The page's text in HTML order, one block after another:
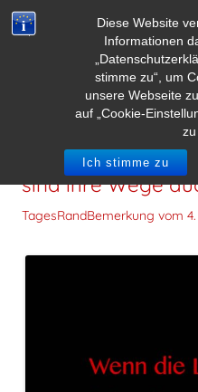
Diese Website
Informationen
stimme zu“, um
unsere Webseite
auf „Cookie-
zu
Ich stimme zu
Wenn die Liebe
sind ihre Wege
TagesRandBemerkung vom